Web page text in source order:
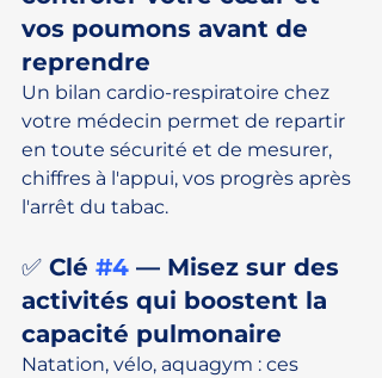
vos poumons avant de
reprendre
Un bilan cardio-respiratoire chez
votre médecin permet de repartir
en toute sécurité et de mesurer,
chiffres à l'appui, vos progrès après
l'arrêt du tabac.
✅ Clé #4 — Misez sur des
activités qui boostent la
capacité pulmonaire
Natation, vélo, aquagym : ces